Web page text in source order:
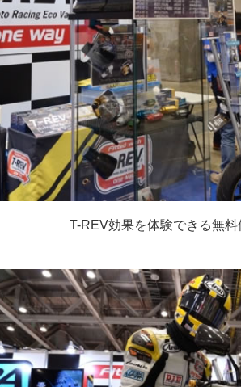
T-REV効果を体験できる無料